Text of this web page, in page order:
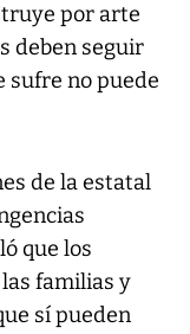
por arte
deben seguir
sufre no puede
de la estatal
que los
familias y
sí pueden